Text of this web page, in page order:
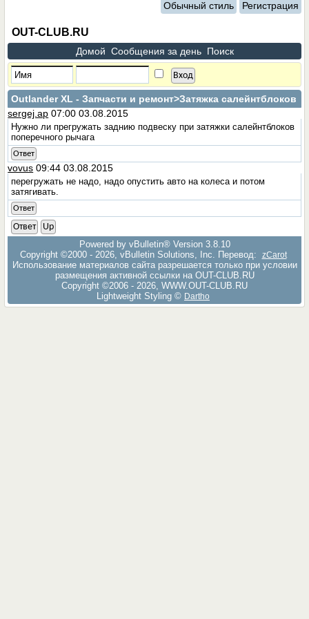
Обычный стиль Регистрация
OUT-CLUB.RU
Домой Сообщения за день Поиск
Outlander XL - Запчасти и ремонт>Затяжка салейнтблоков
sergej.ap 07:00 03.08.2015
Нужно ли прегружать заднию подвеску при затяжки салейнтблоков
поперечного рычага
Ответ
vovus 09:44 03.08.2015
перегружать не надо, надо опустить авто на колеса и потом
затягивать.
Ответ
Ответ
Up
Powered by vBulletin® Version 3.8.10
Copyright ©2000 - 2026, vBulletin Solutions, Inc. Перевод:
zCarot
Использование материалов сайта разрешается только при условии
размещения активной ссылки на OUT-CLUB.RU
Copyright ©2006 - 2026, WWW.OUT-CLUB.RU
Lightweight Styling © Dartho